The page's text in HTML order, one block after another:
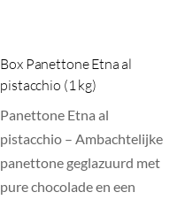
Box Panettone Etna al
pistacchio (1 kg)
Panettone Etna al
pistacchio – Ambachtelijke
panettone geglazuurd met
pure chocolade en een